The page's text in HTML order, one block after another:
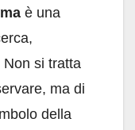
è una
si tratta
ma di
della